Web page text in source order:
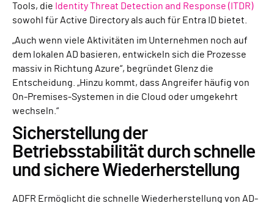
Tools, die Identity Threat Detection and Response (ITDR)
sowohl für Active Directory als auch für Entra ID bietet.
„Auch wenn viele Aktivitäten im Unternehmen noch auf
dem lokalen AD basieren, entwickeln sich die Prozesse
massiv in Richtung Azure“, begründet Glenz die
Entscheidung. „Hinzu kommt, dass Angreifer häufig von
On-Premises-Systemen in die Cloud oder umgekehrt
wechseln.“
Sicherstellung der
Betriebsstabilität durch schnelle
und sichere Wiederherstellung
ADFR Ermöglicht die schnelle Wiederherstellung von AD-